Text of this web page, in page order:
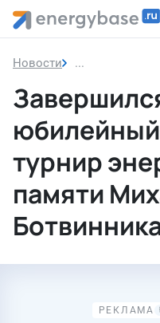
Новости Завершился
турнир
памяти